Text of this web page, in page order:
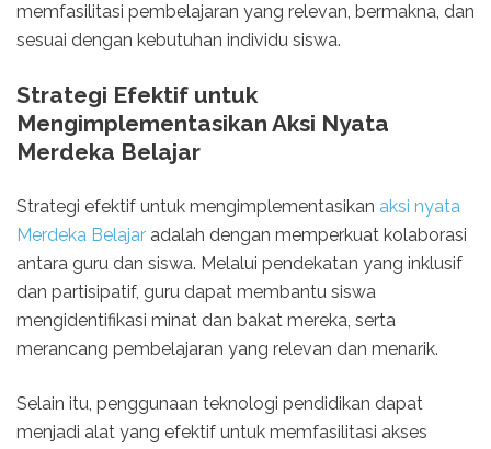
memfasilitasi pembelajaran yang relevan, bermakna, dan
sesuai dengan kebutuhan individu siswa.
Strategi Efektif untuk
Mengimplementasikan Aksi Nyata
Merdeka Belajar
Strategi efektif untuk mengimplementasikan aksi nyata
Merdeka Belajar adalah dengan memperkuat kolaborasi
antara guru dan siswa. Melalui pendekatan yang inklusif
dan partisipatif, guru dapat membantu siswa
mengidentifikasi minat dan bakat mereka, serta
merancang pembelajaran yang relevan dan menarik.
Selain itu, penggunaan teknologi pendidikan dapat
menjadi alat yang efektif untuk memfasilitasi akses